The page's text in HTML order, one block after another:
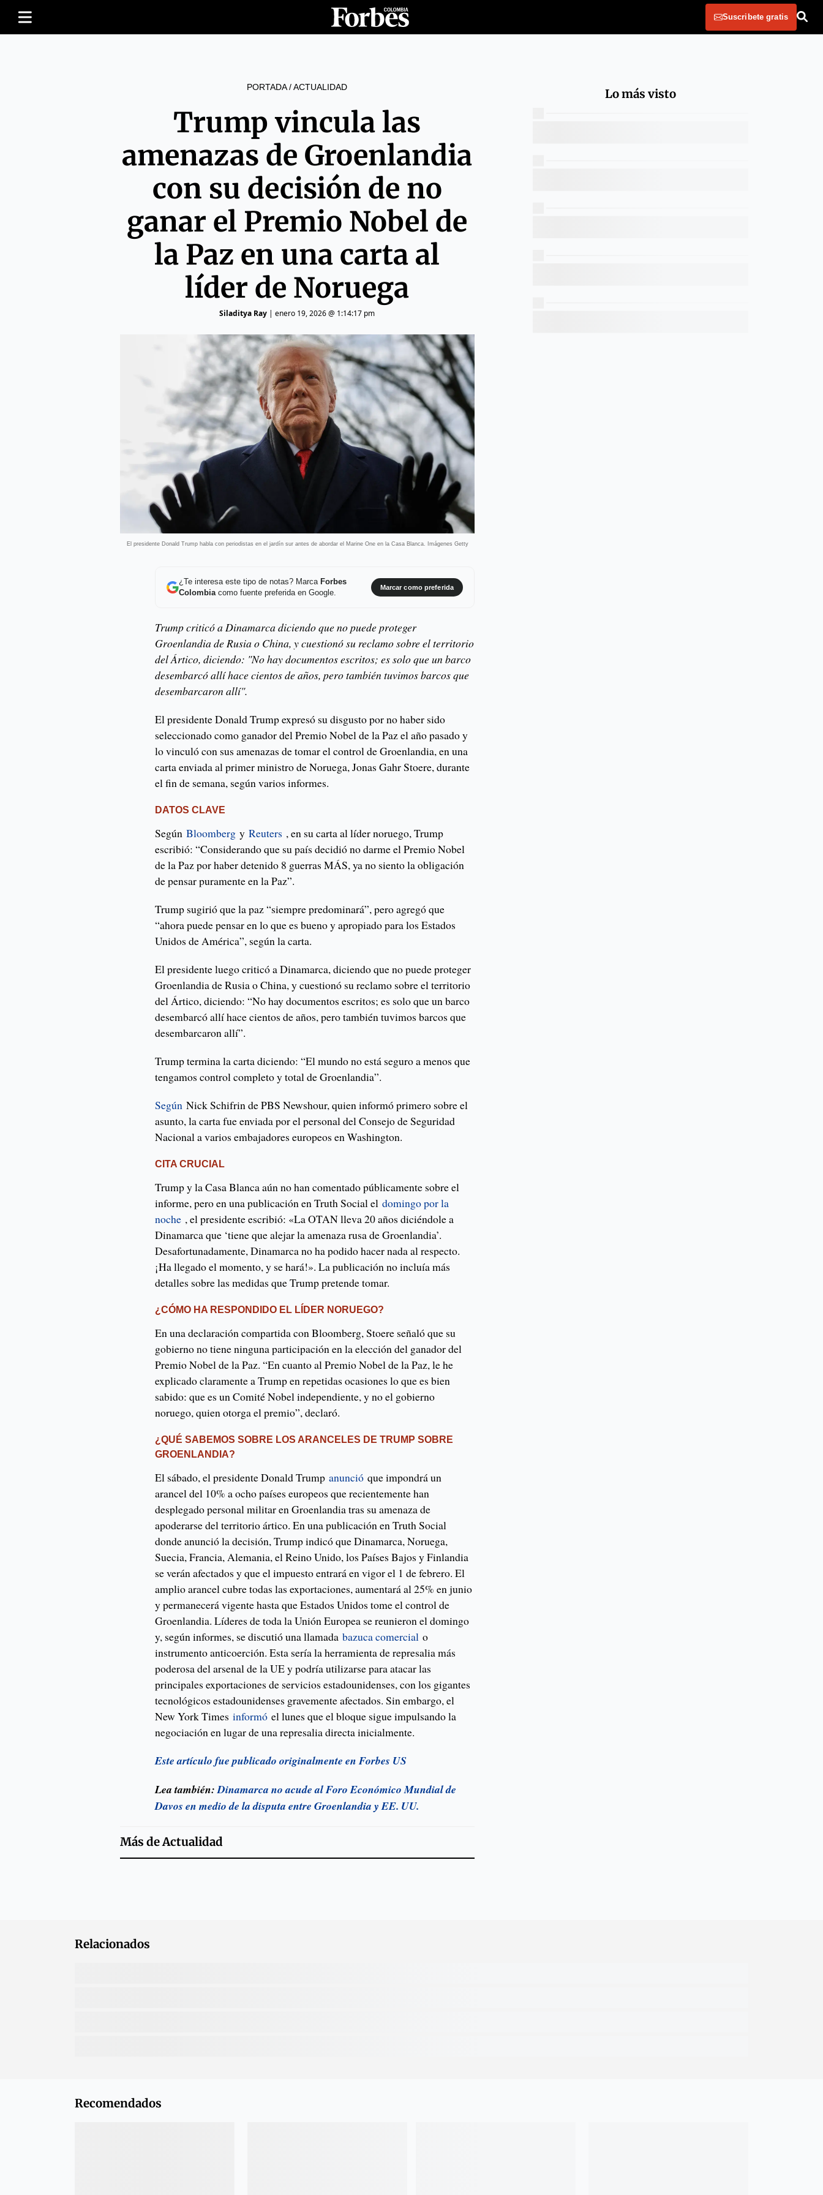
Suscribete gratis
PORTADA/ACTUALIDAD
Trump vincula las
amenazas de Groenlandia
con su decisión de no
ganar el Premio Nobel de
la Paz en una carta al
líder de Noruega
Siladitya Ray | enero 19, 2026 @ 1:14:17 pm
El presidente Donald Trump habla con periodistas en el jardín sur antes de abordar el Marine One en la Casa Blanca. Imágenes Getty
¿Te interesa este tipo de notas? Marca Forbes
Colombiacomo fuente preferida en Google.
Marcar como preferida
Trump criticó a Dinamarca diciendo que no puede proteger
Groenlandia de Rusia o China, y cuestionó su reclamo sobre el territorio
del Ártico, diciendo: "No hay documentos escritos; es solo que un barco
desembarcó allí hace cientos de años, pero también tuvimos barcos que
desembarcaron allí".
El presidente Donald Trump expresó su disgusto por no haber sido
seleccionado como ganador del Premio Nobel de la Paz el año pasado y
lo vinculó con sus amenazas de tomar el control de Groenlandia, en una
carta enviada al primer ministro de Noruega, Jonas Gahr Stoere, durante
el fin de semana, según varios informes.
DATOS CLAVE
SegúnBloomberg yReuters , en su carta al líder noruego, Trump
escribió: “Considerando que su país decidió no darme el Premio Nobel
de la Paz por haber detenido 8 guerras MÁS, ya no siento la obligación
de pensar puramente en la Paz”.
Trump sugirió que la paz “siempre predominará”, pero agregó que
“ahora puede pensar en lo que es bueno y apropiado para los Estados
Unidos de América”, según la carta.
El presidente luego criticó a Dinamarca, diciendo que no puede proteger
Groenlandia de Rusia o China, y cuestionó su reclamo sobre el territorio
del Ártico, diciendo: “No hay documentos escritos; es solo que un barco
desembarcó allí hace cientos de años, pero también tuvimos barcos que
desembarcaron allí”.
Trump termina la carta diciendo: “El mundo no está seguro a menos que
tengamos control completo y total de Groenlandia”.
Según Nick Schifrin de PBS Newshour, quien informó primero sobre el
asunto, la carta fue enviada por el personal del Consejo de Seguridad
Nacional a varios embajadores europeos en Washington.
CITA CRUCIAL
Trump y la Casa Blanca aún no han comentado públicamente sobre el
informe, pero en una publicación en Truth Social eldomingo por la
noche , el presidente escribió: «La OTAN lleva 20 años diciéndole a
Dinamarca que ‘tiene que alejar la amenaza rusa de Groenlandia’.
Desafortunadamente, Dinamarca no ha podido hacer nada al respecto.
¡Ha llegado el momento, y se hará!». La publicación no incluía más
detalles sobre las medidas que Trump pretende tomar.
¿CÓMO HA RESPONDIDO EL LÍDER NORUEGO?
En una declaración compartida con Bloomberg, Stoere señaló que su
gobierno no tiene ninguna participación en la elección del ganador del
Premio Nobel de la Paz. “En cuanto al Premio Nobel de la Paz, le he
explicado claramente a Trump en repetidas ocasiones lo que es bien
sabido: que es un Comité Nobel independiente, y no el gobierno
noruego, quien otorga el premio”, declaró.
¿QUÉ SABEMOS SOBRE LOS ARANCELES DE TRUMP SOBRE
GROENLANDIA?
El sábado, el presidente Donald Trumpanunció que impondrá un
arancel del 10% a ocho países europeos que recientemente han
desplegado personal militar en Groenlandia tras su amenaza de
apoderarse del territorio ártico. En una publicación en Truth Social
donde anunció la decisión, Trump indicó que Dinamarca, Noruega,
Suecia, Francia, Alemania, el Reino Unido, los Países Bajos y Finlandia
se verán afectados y que el impuesto entrará en vigor el 1 de febrero. El
amplio arancel cubre todas las exportaciones, aumentará al 25% en junio
y permanecerá vigente hasta que Estados Unidos tome el control de
Groenlandia. Líderes de toda la Unión Europea se reunieron el domingo
y, según informes, se discutió una llamadabazuca comercial o
instrumento anticoerción. Esta sería la herramienta de represalia más
poderosa del arsenal de la UE y podría utilizarse para atacar las
principales exportaciones de servicios estadounidenses, con los gigantes
tecnológicos estadounidenses gravemente afectados. Sin embargo, el
New York Timesinformó el lunes que el bloque sigue impulsando la
negociación en lugar de una represalia directa inicialmente.
Este artículo fue publicado originalmente en Forbes US
Lea también:Dinamarca no acude al Foro Económico Mundial de
Davos en medio de la disputa entre Groenlandia y EE. UU.
Más deActualidad
Lo más visto
Relacionados
Recomendados